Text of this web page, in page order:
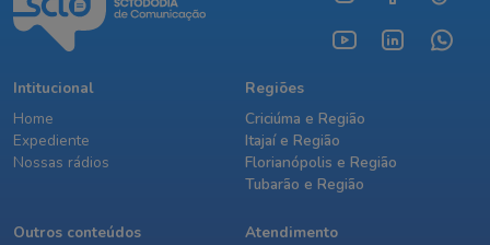
Intitucional
Home
Expediente
Nossas rádios
Regiões
Criciúma e Região
Itajaí e Região
Florianópolis e Região
Tubarão e Região
Outros conteúdos
Atendimento